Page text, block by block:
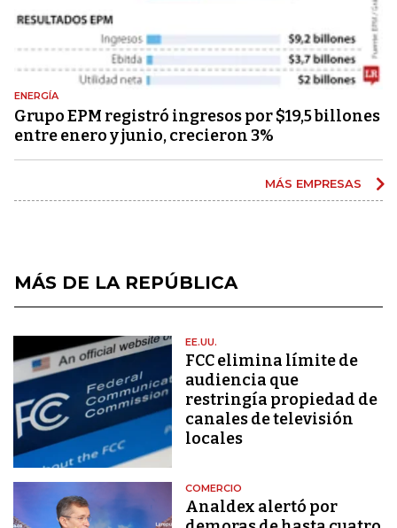
ENERGÍA
Grupo EPM registró ingresos por $19,5 billones
entre enero y junio, crecieron 3%
MÁS EMPRESAS
MÁS DE LA REPÚBLICA
EE.UU.
FCC elimina límite de
audiencia que
restringía propiedad de
canales de televisión
locales
COMERCIO
Analdex alertó por